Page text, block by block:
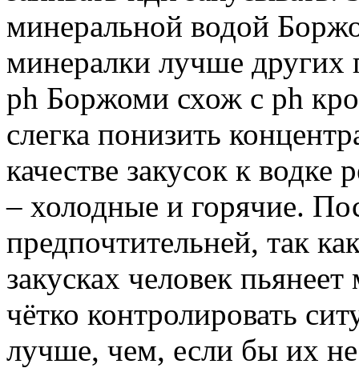
минеральной водой
минералки лучше других
ph Боржоми схож с ph
слегка понизить
качестве закусок к водке
– холодные и горячие.
предпочтительней, так
закусках человек
чётко контролировать
лучше, чем, если бы их